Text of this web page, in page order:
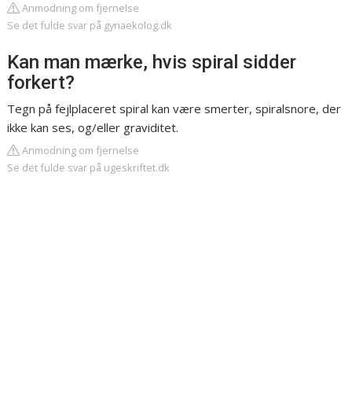
Anmodning om fjernelse
Se det fulde svar på gynaekolog.dk
Kan man mærke, hvis spiral sidder
forkert?
Tegn på fejlplaceret spiral kan være smerter, spiralsnore, der
ikke kan ses, og/eller graviditet.
Anmodning om fjernelse
Se det fulde svar på ugeskriftet.dk